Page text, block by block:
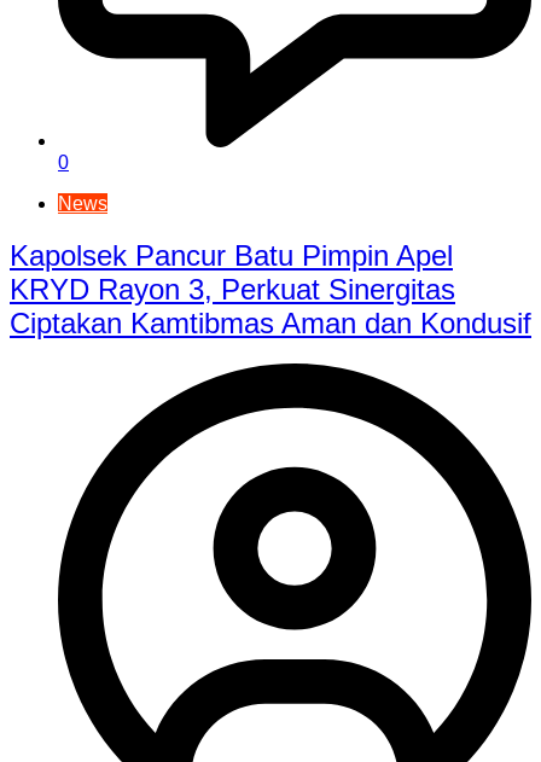
0
News
Kapolsek Pancur Batu Pimpin Apel
KRYD Rayon 3, Perkuat Sinergitas
Ciptakan Kamtibmas Aman dan Kondusif